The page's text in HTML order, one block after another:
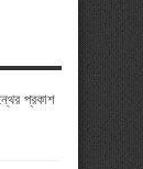
প্রকাশ